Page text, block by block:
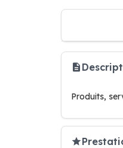
Produits,